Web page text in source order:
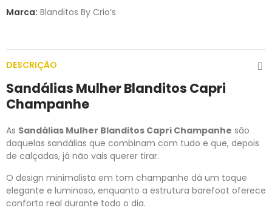
Marca: Blanditos By Crio’s
DESCRIÇÃO
Sandálias Mulher Blanditos Capri
Champanhe
As Sandálias Mulher Blanditos Capri Champanhe são
daquelas sandálias que combinam com tudo e que, depois
de calçadas, já não vais querer tirar.
O design minimalista em tom champanhe dá um toque
elegante e luminoso, enquanto a estrutura barefoot oferece
conforto real durante todo o dia.